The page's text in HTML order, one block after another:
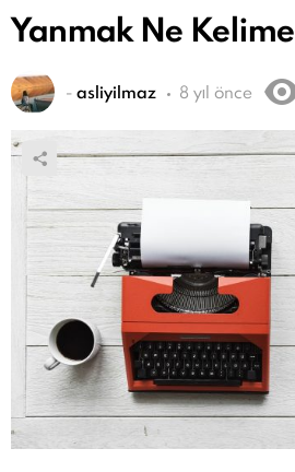
Yanmak Ne Kelime
- asliyilmaz 8 yıl önce